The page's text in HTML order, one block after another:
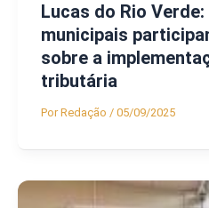
Lucas do Rio
municipais
sobre a
tributária
PorRedação / 05/09/2025